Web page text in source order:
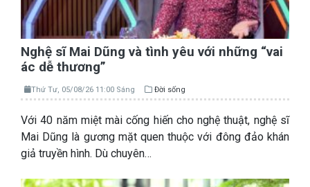
Nghệ sĩ Mai Dũng và tình yêu với những “vai
ác dễ thương”
Thứ Tư, 05/08/26 11:00 Sáng Đời sống
Với 40 năm miệt mài cống hiến cho nghệ thuật, nghệ sĩ
Mai Dũng là gương mặt quen thuộc với đông đảo khán
giả truyền hình. Dù chuyên…